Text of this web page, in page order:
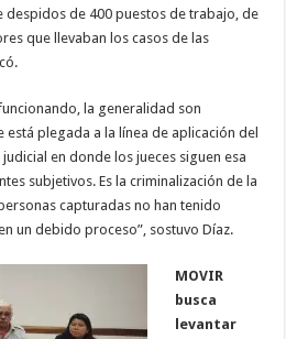
de 400 puestos de trabajo, de
que llevaban los casos de las
la generalidad son
plegada a la línea de aplicación del
en donde los jueces siguen esa
subjetivos. Es la criminalización de la
capturadas no han tenido
un debido proceso”, sostuvo Díaz.
MOVIR
busca
levantar